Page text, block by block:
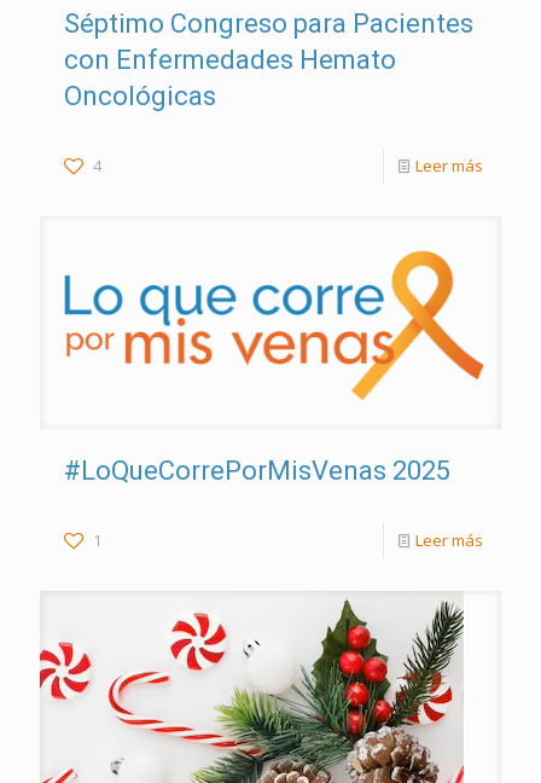
Séptimo Congreso para Pacientes
con Enfermedades Hemato
Oncológicas
4 Leer más
#LoQueCorrePorMisVenas 2025
1 Leer más